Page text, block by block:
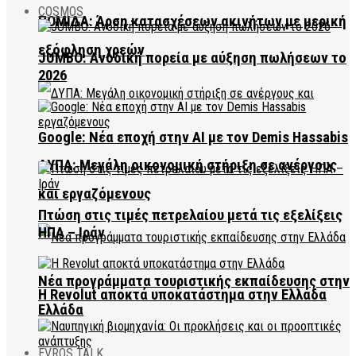
ΠΟΜΙΔΑ: Άρση κατασχέσεων ακινήτων με μερική
εξόφληση χρεών
ΔΥΠΑ: Μεγάλη οικονομική στήριξη σε ανέργους
και εργαζόμενους
Νέα προγράμματα τουριστικής εκπαίδευσης στην
Ελλάδα
EVROS TALK
COSMOS
JUMBO: Ανοδική πορεία με αύξηση πωλήσεων το
2026
Google: Νέα εποχή στην AI με τον Demis Hassabis
Πτώση στις τιμές πετρελαίου μετά τις εξελίξεις
ΗΠΑ – Ιράν
Η Revolut αποκτά υποκατάστημα στην Ελλάδα